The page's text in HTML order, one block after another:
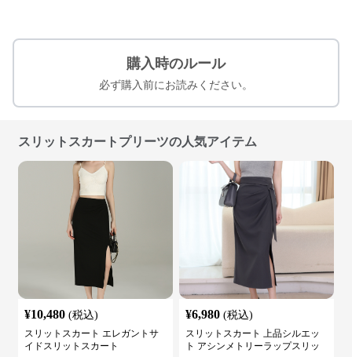
購入時のルール
必ず購入前にお読みください。
スリットスカートプリーツの人気アイテム
¥10,480 (税込)
スリットスカート エレガントサ
イドスリットスカート
¥6,980 (税込)
スリットスカート 上品シルエッ
ト アシンメトリーラップスリッ